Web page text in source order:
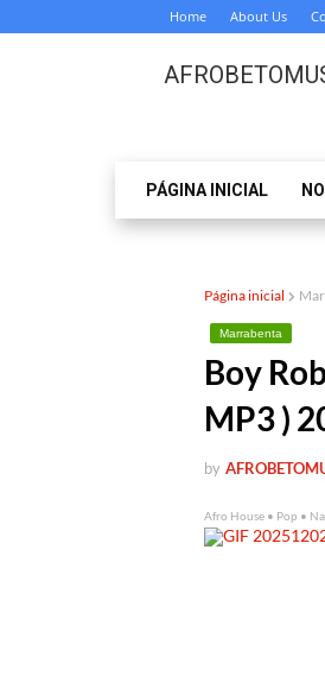
Home About Us
PÁGINA INICIAL
Página inicial
Marrabenta
Boy
MP3 )
by
Afro House • Pop •